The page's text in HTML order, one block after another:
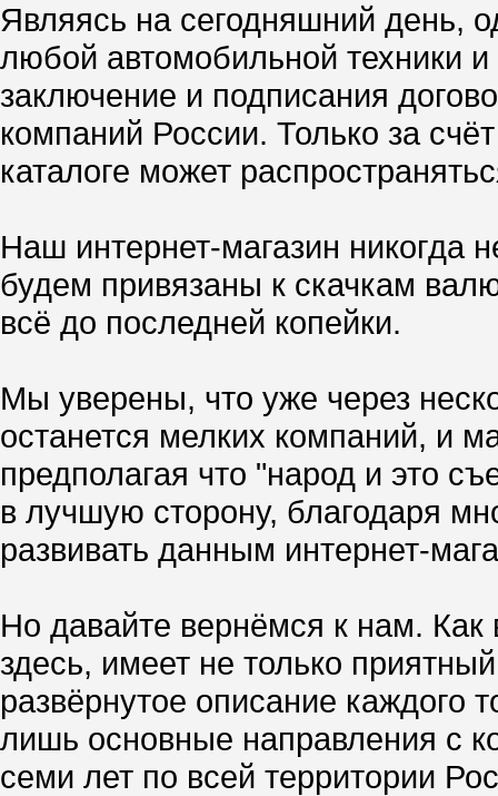
Являясь на сегодняшний день,
любой автомобильной техники
заключение и подписания
компаний России. Только за
каталоге может
Наш интернет-магазин никогда
будем привязаны к скачкам
всё до последней копейки.
Мы уверены, что уже через
останется мелких компаний, и
предполагая что "народ и это
в лучшую сторону, благодаря
развивать данным интернет-
Но давайте вернёмся к нам.
здесь, имеет не только
развёрнутое описание каждого
лишь основные направления с
семи лет по всей территории